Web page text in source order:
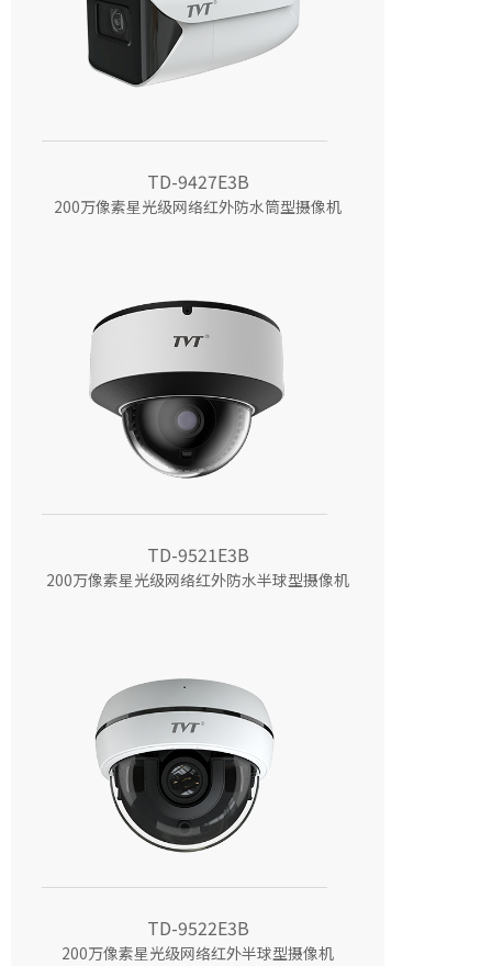
TD-9427E3B
200万像素星光级网络红外防水筒型摄像机
TD-9521E3B
200万像素星光级网络红外防水半球型摄像机
TD-9522E3B
200万像素星光级网络红外半球型摄像机